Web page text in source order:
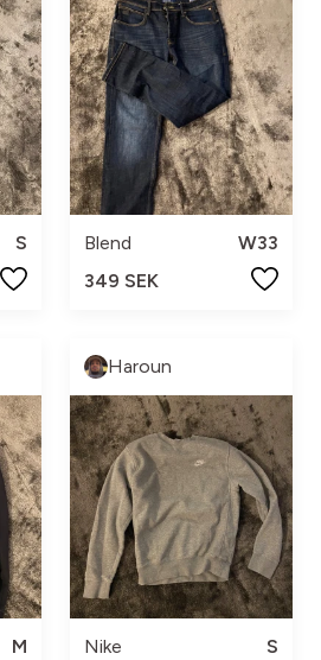
S
Blend
W33
349 SEK
M
Haroun
Nike
S